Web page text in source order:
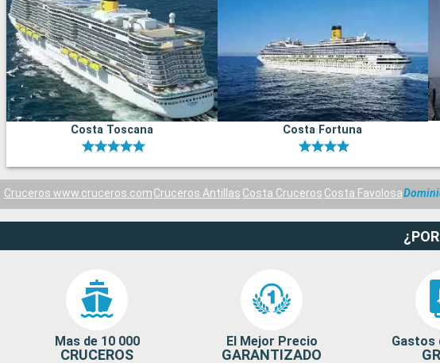
Costa Toscana Costa Fortuna
Cruceros www.cruceros.comCruceros Antillas Costa Cruceros Costa Favolosa
Mas de 10 000
CRUCEROS
El Mejor Precio
GARANTIZADO
Gastos